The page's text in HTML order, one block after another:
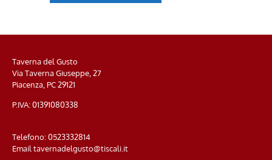
Taverna del Gusto
Via Taverna Giuseppe, 27
Piacenza, PC29121
P.IVA: 01391080338
Telefono:0523332814
Emailtavernadelgusto@tiscali.it